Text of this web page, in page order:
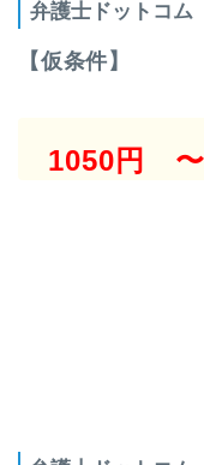
弁護士ドットコム
【仮条件】
1050円